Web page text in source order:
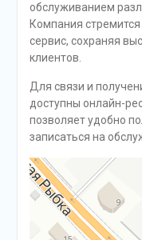
обслуживанием
Компания
сервис, сохраняя
клиентов.
Для связи и
доступны онлайн-
позволяет удобно
записаться на